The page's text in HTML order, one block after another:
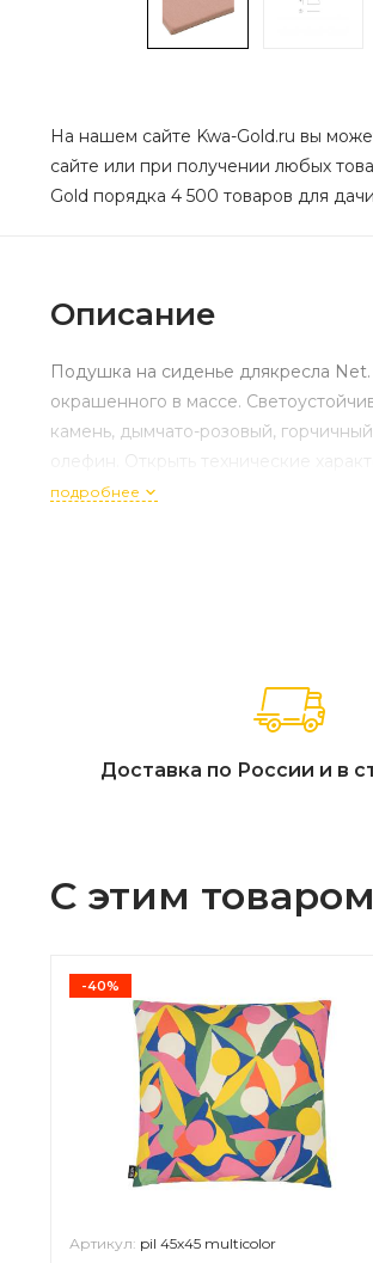
На нашем сайте Kwa-Gold.ru вы
сайте или при получении любых
Gold порядка 4 500 товаров для
Описание
Подушка на сиденье длякресла
окрашенного в массе.
камень, дымчато-розовый,
олефин. Открыть технические
подробнее
Доставка по России и в
С этим
-40%
Артикул: pil 45х45 multicolor